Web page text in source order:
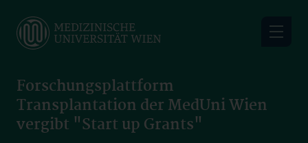
main
Forschungsplattform
Transplantation der MedUni Wien
vergibt "Start up Grants"